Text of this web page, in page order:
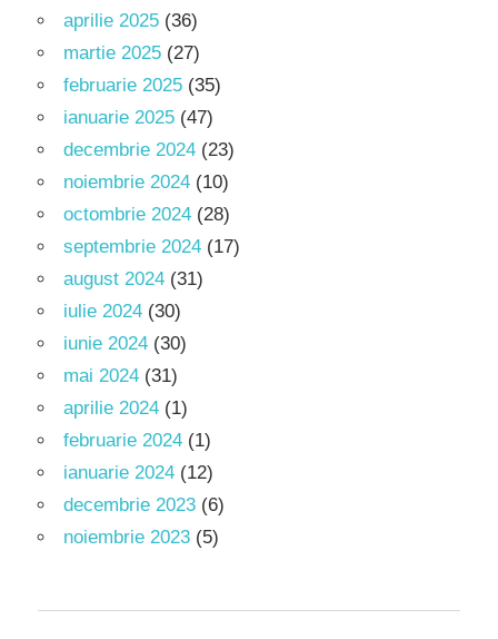
aprilie 2025 (36)
martie 2025 (27)
februarie 2025 (35)
ianuarie 2025 (47)
decembrie 2024 (23)
noiembrie 2024 (10)
octombrie 2024 (28)
septembrie 2024 (17)
august 2024 (31)
iulie 2024 (30)
iunie 2024 (30)
mai 2024 (31)
aprilie 2024 (1)
februarie 2024 (1)
ianuarie 2024 (12)
decembrie 2023 (6)
noiembrie 2023 (5)